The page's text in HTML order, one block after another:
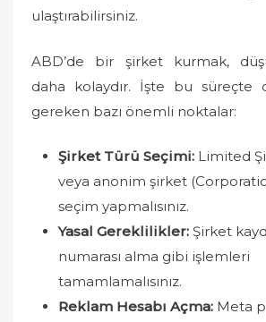
ulaştırabilirsiniz.
ABD’de bir şirket kurmak,
daha kolaydır. İşte bu süreçte
gereken bazı önemli noktalar:
Şirket Türü Seçimi: Limited
veya anonim şirket
seçim yapmalısınız.
Yasal Gereklilikler: Şirket
numarası alma gibi işlemleri
tamamlamalısınız.
Reklam Hesabı Açma: Meta